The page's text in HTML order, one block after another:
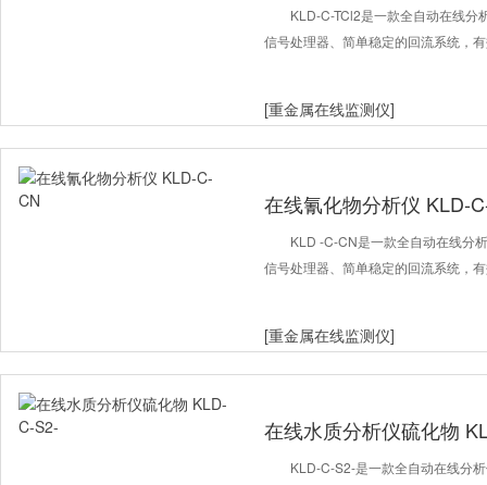
KLD-C-TCl2是一款全自动在线分
信号处理器、简单稳定的回流系统，
[重金属在线监测仪]
在线氰化物分析仪 KLD-
KLD -C-CN是一款全自动在线分
信号处理器、简单稳定的回流系统，
[重金属在线监测仪]
在线水质分析仪硫化物
KLD-C-S2-是一款全自动在线分